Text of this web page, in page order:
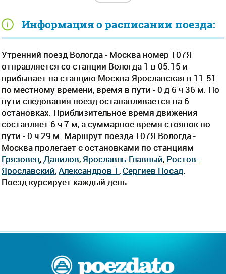
Информация о расписании поезда:
Утренний поезд Вологда - Москва номер 107Я
отправляется со станции Вологда 1 в 05.15 и
прибывает на станцию Москва-Ярославская в 11.51
по местному времени, время в пути - 0 д 6 ч 36 м. По
пути следования поезд останавливается на 6
остановках. Приблизительное время движения
составляет 6 ч 7 м, а суммарное время стоянок по
пути - 0 ч 29 м. Маршрут поезда 107Я Вологда -
Москва пролегает c остановками по станциям
Грязовец, Данилов, Ярославль-Главный, Ростов-
Ярославский,Александров 1 , Сергиев Посад
Поезд курсирует каждый день.